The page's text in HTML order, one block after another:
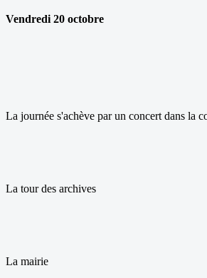
Vendredi 20 octobre
La journée s'achève par un concert dans la
La tour des archives
La mairie